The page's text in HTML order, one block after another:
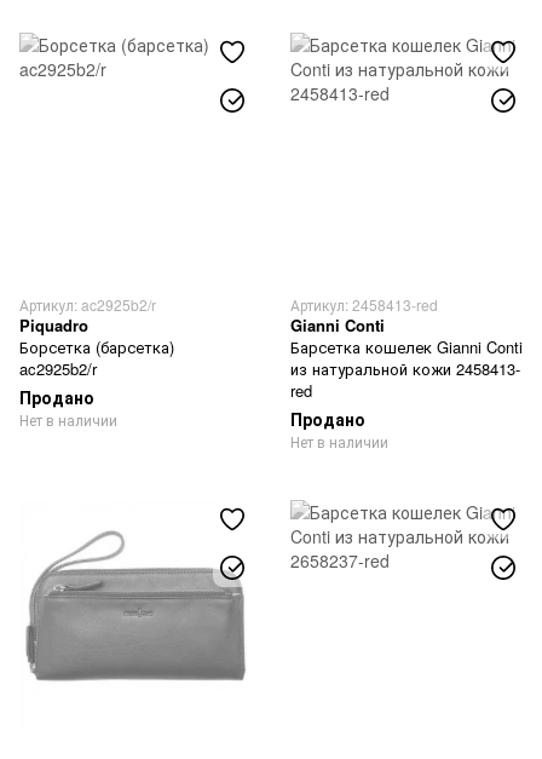
Артикул: ac2925b2/r
Piquadro
Борсетка (барсетка)
ac2925b2/r
Продано
Нет в наличии
Артикул: 2458413-red
Gianni Conti
Барсетка кошелек Gianni Conti
из натуральной кожи 2458413-
red
Продано
Нет в наличии